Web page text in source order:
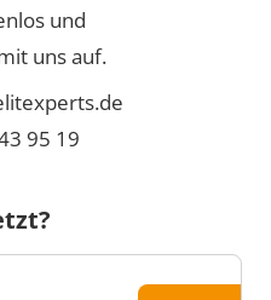
und
uns auf.
95 19